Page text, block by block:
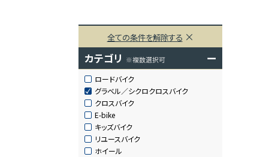
全ての条件を解除する
カテゴリ ※複数選択可 ー
ロードバイク
グラベル／シクロクロスバイク
クロスバイク
E-bike
キッズバイク
リユースバイク
ホイール